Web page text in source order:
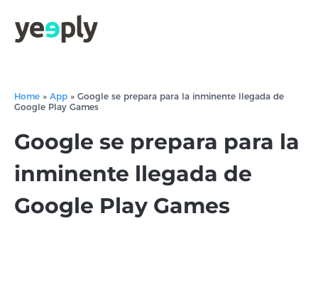
Home » App » Google se prepara para la inminente llegada de
Google Play Games
Google se prepara para la
inminente llegada de
Google Play Games